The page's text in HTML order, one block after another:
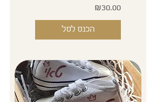
Price
₪30.00
הכנס לסל